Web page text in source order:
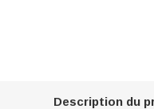
Description du